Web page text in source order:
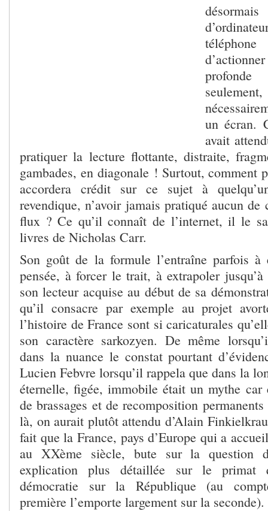
un écran.
avait
pratiquer la lecture flottante, distraite,
gambades, en diagonale ! Surtout, comment
accordera crédit sur ce sujet à
revendique, n’avoir jamais pratiqué aucun
flux ? Ce qu’il connaît de l’internet, il le
livres de Nicholas Carr.
Son goût de la formule l’entraîne parfois à
pensée, à forcer le trait, à extrapoler
son lecteur acquise au début de sa
qu’il consacre par exemple au projet
l’histoire de France sont si caricaturales
son caractère sarkozyen. De même
dans la nuance le constat pourtant
Lucien Febvre lorsqu’il rappela que dans la
éternelle, figée, immobile était un mythe
de brassages et de recomposition
là, on aurait plutôt attendu d’Alain
fait que la France, pays d’Europe qui a
au XXème siècle, bute sur la question
explication plus détaillée sur le primat
démocratie sur la République (au
première l’emporte largement sur la seconde).